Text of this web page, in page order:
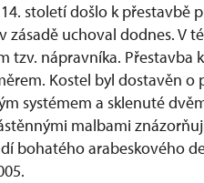
století došlo k
zásadě uchoval dodnes. V
tzv. nápravníka. Přestavba
Kostel byl dostavěn
systémem a sklenuté
malbami
bohatého arabeskového